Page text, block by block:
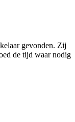
gevonden. Zij
de tijd waar nodig